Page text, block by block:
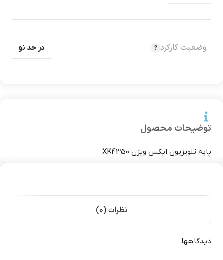
توضیحات محصول
پایه تلویزیون ایکس ویژن XK4350
نظرات (0)
دیدگاهها
وضعیت کارکرد در حد نو